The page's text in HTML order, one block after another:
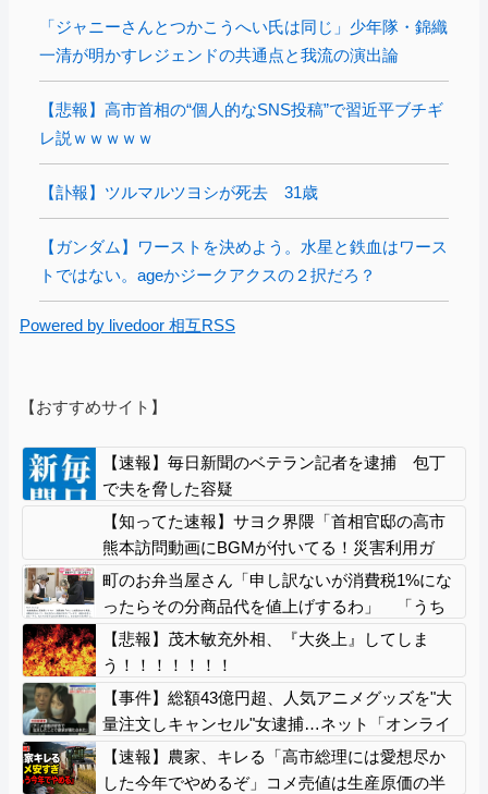
「ジャニーさんとつかこうへい氏は同じ」少年隊・錦織
一清が明かすレジェンドの共通点と我流の演出論
【悲報】高市首相の“個人的なSNS投稿”で習近平ブチギ
レ説ｗｗｗｗｗ
【訃報】ツルマルツヨシが死去 31歳
【ガンダム】ワーストを決めよう。水星と鉄血はワース
トではない。ageかジークアクスの２択だろ？
Powered by livedoor 相互RSS
【おすすめサイト】
【速報】毎日新聞のベテラン記者を逮捕 包丁
で夫を脅した容疑
【知ってた速報】サヨク界隈「首相官邸の高市
熊本訪問動画にBGMが付いてる！災害利用ガ
ー！」→産経「安倍岸田石破時代も同様。当時
は批判なかった」（動画）
町のお弁当屋さん「申し訳ないが消費税1%にな
ったらその分商品代を値上げするわ」 「うち
も！」
【悲報】茂木敏充外相、『大炎上』してしま
う！！！！！！！
【事件】総額43億円超、人気アニメグッズを"大
量注文しキャンセル"女逮捕…ネット「オンライ
ンショップを売り切れ状態にして商品相場を操
作してたのでは」
【速報】農家、キレる「高市総理には愛想尽か
した今年でやめるぞ」コメ売値は生産原価の半